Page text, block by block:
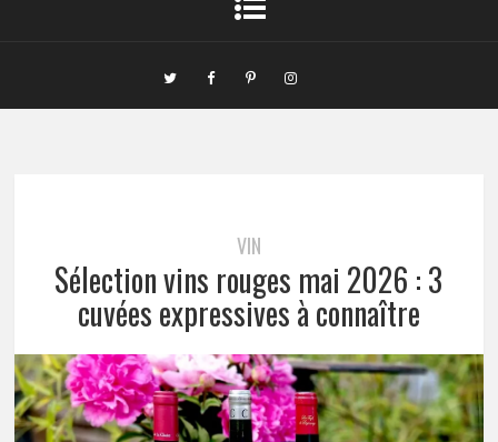
VIN
Sélection vins rouges mai 2026 : 3
cuvées expressives à connaître